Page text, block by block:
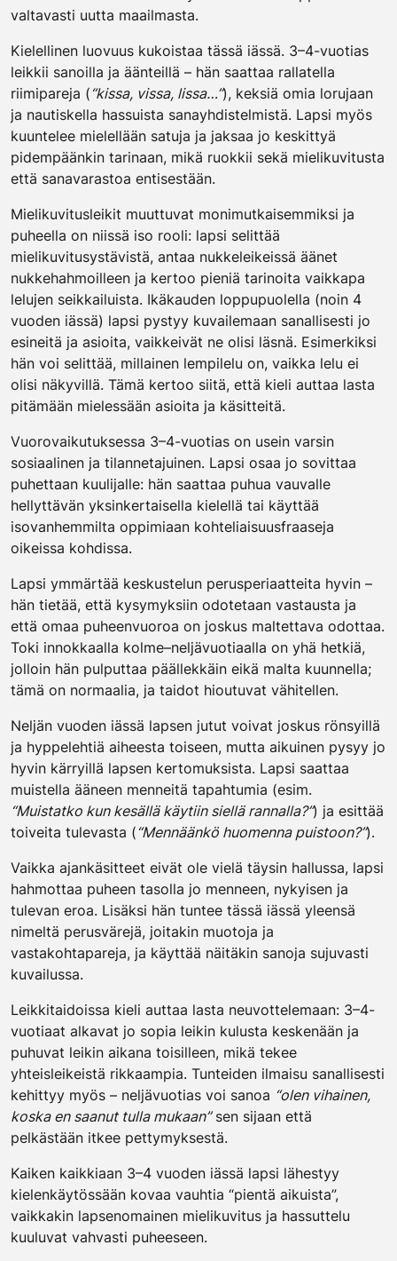
valtavasti uutta maailmasta.
Kielellinen luovuus kukoistaa tässä iässä. 3–4-vuotias
leikkii sanoilla ja äänteillä – hän saattaa rallatella
riimipareja (“kissa, vissa, lissa…”), keksiä omia lorujaan
ja nautiskella hassuista sanayhdistelmistä. Lapsi myös
kuuntelee mielellään satuja ja jaksaa jo keskittyä
pidempäänkin tarinaan, mikä ruokkii sekä mielikuvitusta
että sanavarastoa entisestään.
Mielikuvitusleikit muuttuvat monimutkaisemmiksi ja
puheella on niissä iso rooli: lapsi selittää
mielikuvitusystävistä, antaa nukkeleikeissä äänet
nukkehahmoilleen ja kertoo pieniä tarinoita vaikkapa
lelujen seikkailuista. Ikäkauden loppupuolella (noin 4
vuoden iässä) lapsi pystyy kuvailemaan sanallisesti jo
esineitä ja asioita, vaikkeivät ne olisi läsnä. Esimerkiksi
hän voi selittää, millainen lempilelu on, vaikka lelu ei
olisi näkyvillä. Tämä kertoo siitä, että kieli auttaa lasta
pitämään mielessään asioita ja käsitteitä.
Vuorovaikutuksessa 3–4-vuotias on usein varsin
sosiaalinen ja tilannetajuinen. Lapsi osaa jo sovittaa
puhettaan kuulijalle: hän saattaa puhua vauvalle
hellyttävän yksinkertaisella kielellä tai käyttää
isovanhemmilta oppimiaan kohteliaisuusfraaseja
oikeissa kohdissa.
Lapsi ymmärtää keskustelun perusperiaatteita hyvin –
hän tietää, että kysymyksiin odotetaan vastausta ja
että omaa puheenvuoroa on joskus maltettava odottaa.
Toki innokkaalla kolme–neljävuotiaalla on yhä hetkiä,
jolloin hän pulputtaa päällekkäin eikä malta kuunnella;
tämä on normaalia, ja taidot hioutuvat vähitellen.
Neljän vuoden iässä lapsen jutut voivat joskus rönsyillä
ja hyppelehtiä aiheesta toiseen, mutta aikuinen pysyy jo
hyvin kärryillä lapsen kertomuksista. Lapsi saattaa
muistella ääneen menneitä tapahtumia (esim.
“Muistatko kun kesällä käytiin siellä rannalla?”) ja esittää
toiveita tulevasta (“Mennäänkö huomenna puistoon?”).
Vaikka ajankäsitteet eivät ole vielä täysin hallussa, lapsi
hahmottaa puheen tasolla jo menneen, nykyisen ja
tulevan eroa. Lisäksi hän tuntee tässä iässä yleensä
nimeltä perusvärejä, joitakin muotoja ja
vastakohtapareja, ja käyttää näitäkin sanoja sujuvasti
kuvailussa.
Leikkitaidoissa kieli auttaa lasta neuvottelemaan: 3–4-
vuotiaat alkavat jo sopia leikin kulusta keskenään ja
puhuvat leikin aikana toisilleen, mikä tekee
yhteisleikeistä rikkaampia. Tunteiden ilmaisu sanallisesti
kehittyy myös – neljävuotias voi sanoa “olen vihainen,
koska en saanut tulla mukaan”sen sijaan että
pelkästään itkee pettymyksestä.
Kaiken kaikkiaan 3–4 vuoden iässä lapsi lähestyy
kielenkäytössään kovaa vauhtia “pientä aikuista”,
vaikkakin lapsenomainen mielikuvitus ja hassuttelu
kuuluvat vahvasti puheeseen.